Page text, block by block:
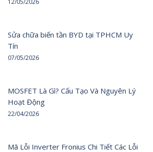
Sửa chữa biến tần BYD tại TPHCM Uy
Tín
07/05/2026
MOSFET Là Gì? Cấu Tạo Và Nguyên Lý
Hoạt Động
22/04/2026
Mã Lỗi Inverter Fronius Chi Tiết Các Lỗi